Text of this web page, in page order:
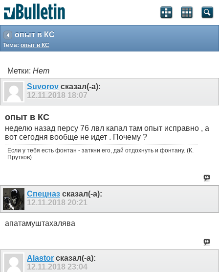
опыт в КС
Тема: опыт в КС
Метки: Нет
Suvorov сказал(-а):
12.11.2018 18:07
опыт в КС
неделю назад персу 76 лвл капал там опыт исправно , а
вот сегодня вообще не идет . Почему ?
Если у тебя есть фонтан - заткни его, дай отдохнуть и фонтану. (К.
Прутков)
Спецназ сказал(-а):
12.11.2018 20:21
апатамуштахалява
Alastor сказал(-а):
12.11.2018 23:04